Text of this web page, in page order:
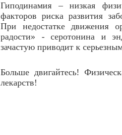
Гиподинамия – низкая
факторов риска развития
При недостатке движения
радости» - серотонина и
зачастую приводит к
Больше двигайтесь!
лекарств!